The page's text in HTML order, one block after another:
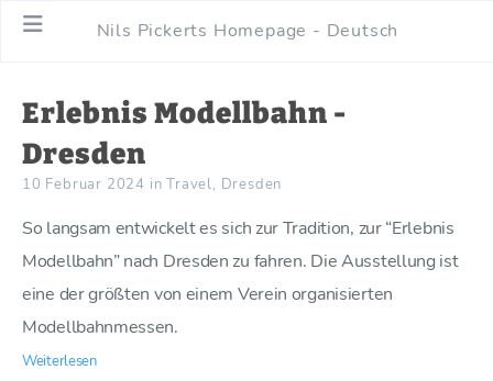
Nils Pickerts Homepage - Deutsch
Erlebnis Modellbahn -
Dresden
10 Februar 2024 in Travel, Dresden
So langsam entwickelt es sich zur Tradition, zur “Erlebnis
Modellbahn” nach Dresden zu fahren. Die Ausstellung ist
eine der größten von einem Verein organisierten
Modellbahnmessen.
Weiterlesen